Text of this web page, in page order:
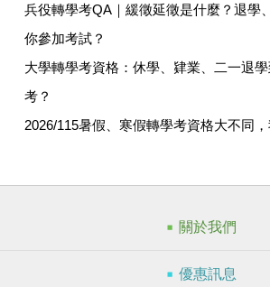
兵役轉學考QA｜緩徵延徵是什麼？退學
你參加考試？
大學轉學考資格：休學、肄業、二一退
考？
2026/115暑假、寒假轉學考資格大不同
關於我們
優惠訊息